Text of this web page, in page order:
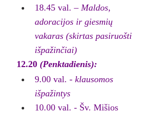
18.45 val. – Maldos,
adoracijos ir giesmių
vakaras (skirtas pasiruošti
išpažinčiai)
12.20 (Penktadienis):
9.00 val. - klausomos
išpažintys
10.00 val. - Šv. Mišios